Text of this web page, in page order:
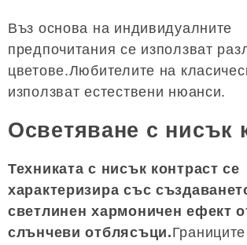
Въз основа на индивидуалните
предпочитания се използват
цветове.Любителите на
използват естествени нюанси.
Осветяване с нисък
Техниката с нисък контраст се
характеризира със
светлинен хармоничен ефект
слънчеви отблясъци.